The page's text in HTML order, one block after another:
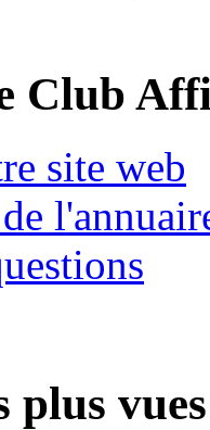
Club
site web
plus vues